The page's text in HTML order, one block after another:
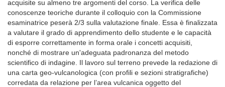
acquisite su almeno tre argomenti del corso. La verifica delle
conoscenze teoriche durante il colloquio con la Commissione
esaminatrice peserà 2/3 sulla valutazione finale. Essa è finalizzata
a valutare il grado di apprendimento dello studente e le capacità
di esporre correttamente in forma orale i concetti acquisiti,
nonché di mostrare un'adeguata padronanza del metodo
scientifico di indagine. Il lavoro sul terreno prevede la redazione di
una carta geo-vulcanologica (con profili e sezioni stratigrafiche)
corredata da relazione per l’area vulcanica oggetto del